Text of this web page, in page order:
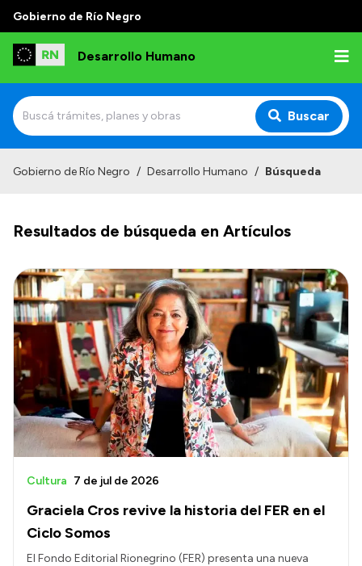
Gobierno de Río Negro
Desarrollo Humano
Buscar
Misión
Autoridades
Delegaciones
Normativa
Transparencia
Presupuesto
Boletín Oficial
Compras y licitaciones
Consulta de pago a proveedores
Convocatorias
Gobierno de Río Negro / Desarrollo Humano / Búsqueda
Resultados de búsqueda en Artículos
Graciela Cros revive la historia del FER en el
Ciclo Somos
Cultura 7 de jul de 2026
El Fondo Editorial Rionegrino (FER) presenta una nueva